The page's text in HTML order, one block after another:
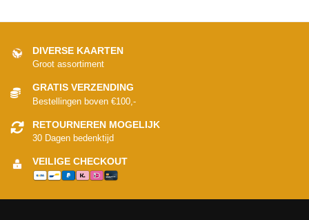
DIVERSE KAARTEN
Groot assortiment
GRATIS VERZENDING
Bestellingen boven €100,-
RETOURNEREN MOGELIJK
30 Dagen bedenktijd
VEILIGE CHECKOUT